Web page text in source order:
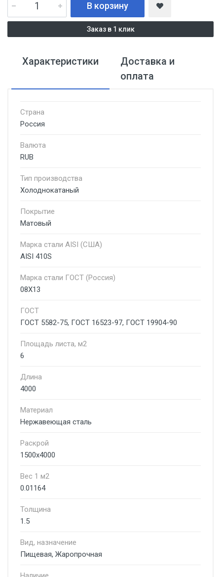
В корзину
Заказ в 1 клик
Характеристики
Доставка и
оплата
Страна
Россия
Валюта
RUB
Тип производства
Холоднокатаный
Покрытие
Матовый
Марка стали AISI (США)
AISI 410S
Марка стали ГОСТ (Россия)
08Х13
ГОСТ
ГОСТ 5582-75, ГОСТ 16523-97, ГОСТ 19904-90
Площадь листа, м2
6
Длина
4000
Материал
Нержавеющая сталь
Раскрой
1500х4000
Вес 1 м2
0.01164
Толщина
1.5
Вид, назначение
Пищевая, Жаропрочная